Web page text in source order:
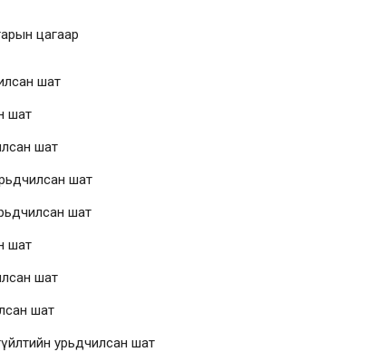
цагаар
шат
шат
шат
шат
шат
шат
шат
шат
урьдчилсан шат